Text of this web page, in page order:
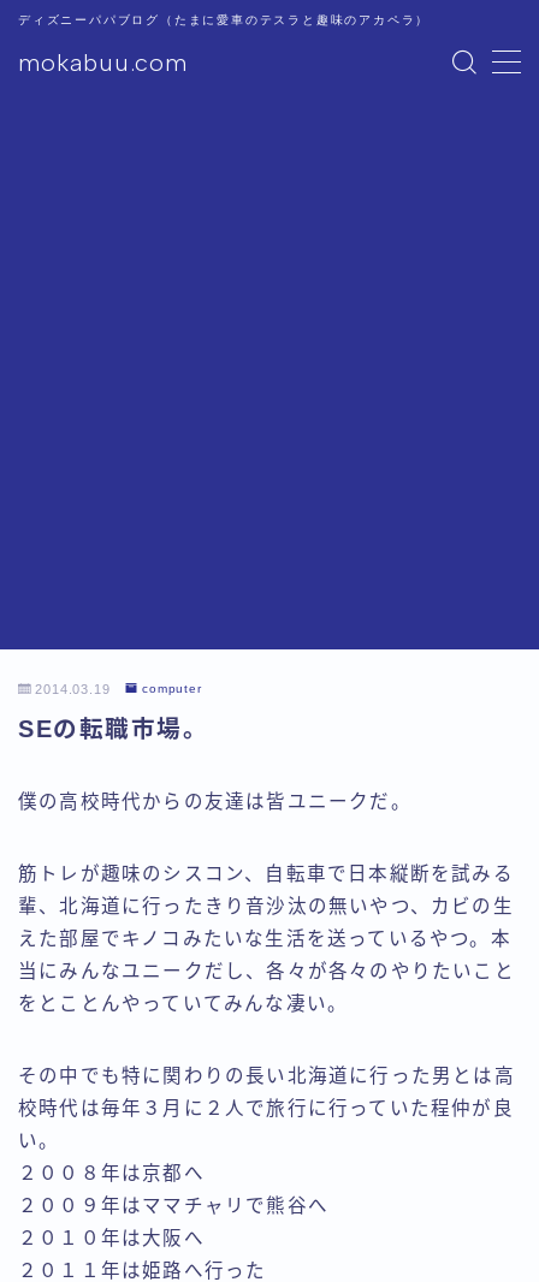
mokabuu.com
ディズニーパパブログ（たまに愛車のテスラと趣味のアカペラ）
2014.03.19 computer
SEの転職市場。
僕の高校時代からの友達は皆ユニークだ。
筋トレが趣味のシスコン、自転車で日本縦断を試みる
輩、北海道に行ったきり音沙汰の無いやつ、カビの生
えた部屋でキノコみたいな生活を送っているやつ。本
当にみんなユニークだし、各々が各々のやりたいこと
をとことんやっていてみんな凄い。
その中でも特に関わりの長い北海道に行った男とは高
校時代は毎年３月に２人で旅行に行っていた程仲が良
い。
２００８年は京都へ
２００９年はママチャリで熊谷へ
２０１０年は大阪へ
２０１１年は姫路へ行った